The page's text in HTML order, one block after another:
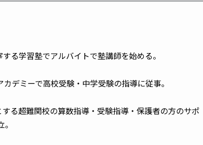
る学習塾でアルバイトで塾講師を始める。
デミーで高校受験・中学受験の指導に従事。
る超難関校の算数指導・受験指導・保護者の方のサポ